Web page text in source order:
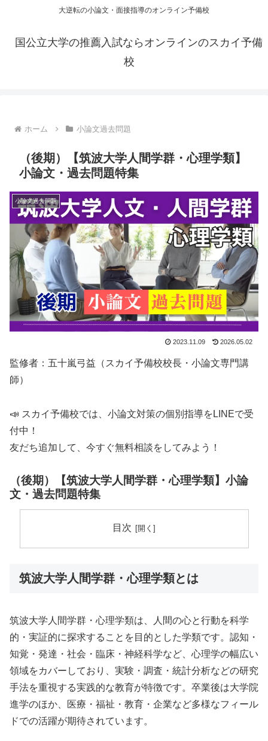
大逆転の小論文・面接指導のオンライン予備校
国公立大学の推薦入試ならオンラインのスカイ予備
校
ホーム 小論文過去問題
（後期）【筑波大学人間学群・心理学類】
小論文・過去問題特集
小論文過去問題
2023.11.09 2026.05.02
監修者：五十嵐弓益（スカイ予備校校長・小論文専門講
師）
📣 スカイ予備校では、小論文対策の個別指導をLINEで受
付中！
友だち追加して、今すぐ無料相談をしてみよう！
（後期）【筑波大学人間学群・心理学類】小論
文・過去問題特集
目次
筑波大学人間学群・心理学類とは
筑波大学人間学群・心理学類は、人間の心と行動を科学
的・実証的に探求することを目的とした学類です。認知・
知覚・発達・社会・臨床・神経科学など、心理学の幅広い
領域をカバーしており、実験・調査・統計分析などの研究
手法を重視する実践的な教育が特徴です。卒業後は大学院
進学のほか、医療・福祉・教育・企業など多様なフィール
ドでの活躍が期待されています。